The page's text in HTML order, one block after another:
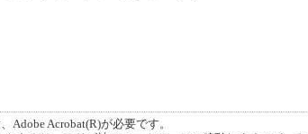
Acrobat(R)が必要です。